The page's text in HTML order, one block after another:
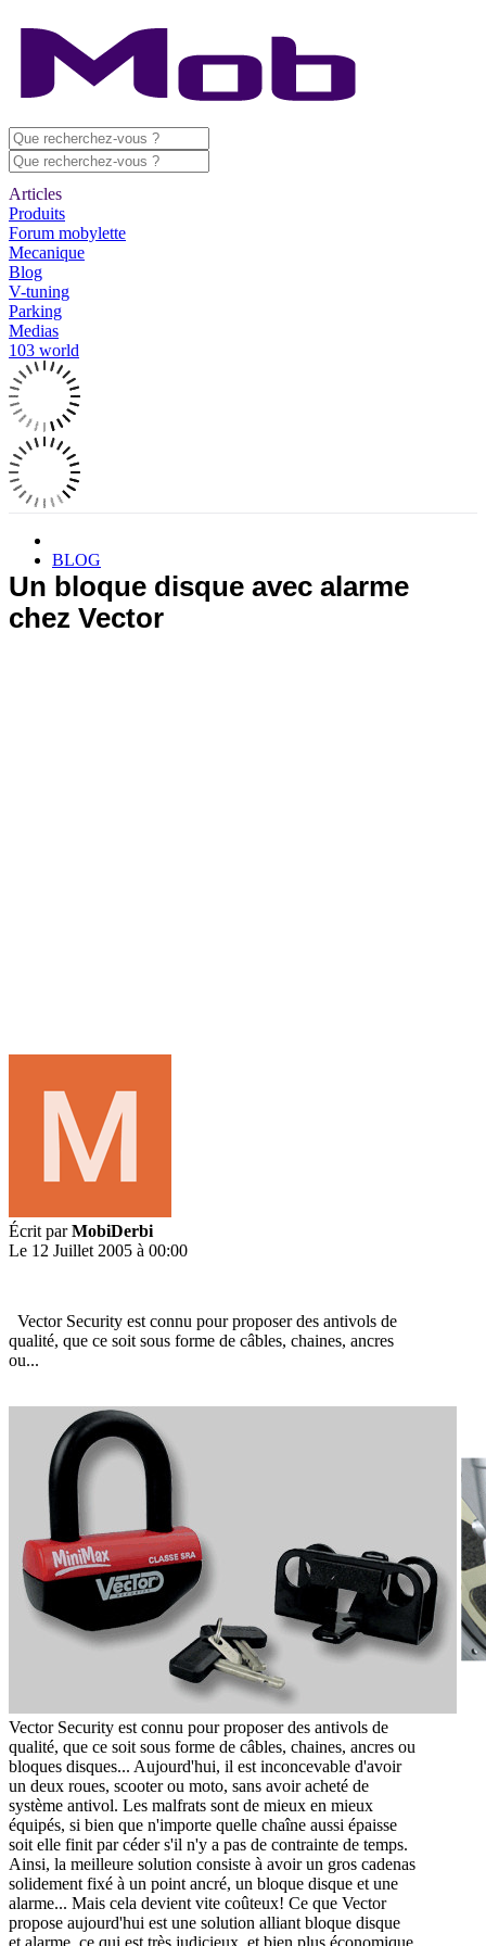
Articles
Produits
Forum mobylette
Mecanique
Blog
V-tuning
Parking
Medias
103 world
BLOG
Un bloque disque avec alarme
chez Vector
Écrit parMobiDerbi
Le 12 Juillet 2005 à 00:00
Vector Security est connu pour proposer des antivols de
qualité, que ce soit sous forme de câbles, chaines, ancres
ou...
Vector Security est connu pour proposer des antivols de
qualité, que ce soit sous forme de câbles, chaines, ancres ou
bloques disques... Aujourd'hui, il est inconcevable d'avoir
un deux roues, scooter ou moto, sans avoir acheté de
système antivol. Les malfrats sont de mieux en mieux
équipés, si bien que n'importe quelle chaîne aussi épaisse
soit elle finit par céder s'il n'y a pas de contrainte de temps.
Ainsi, la meilleure solution consiste à avoir un gros cadenas
solidement fixé à un point ancré, un bloque disque et une
alarme... Mais cela devient vite coûteux! Ce que Vector
propose aujourd'hui est une solution alliant bloque disque